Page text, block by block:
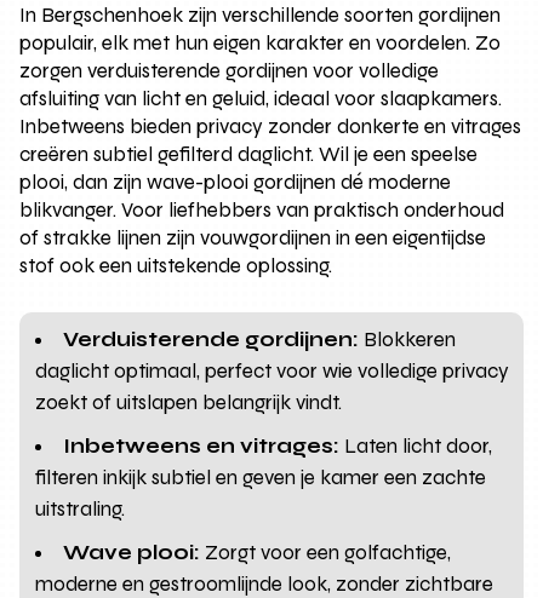
In Bergschenhoek zijn verschillende soorten gordijnen
populair, elk met hun eigen karakter en voordelen. Zo
zorgen verduisterende gordijnen voor volledige
afsluiting van licht en geluid, ideaal voor slaapkamers.
Inbetweens bieden privacy zonder donkerte en vitrages
creëren subtiel gefilterd daglicht. Wil je een speelse
plooi, dan zijn wave-plooi gordijnen dé moderne
blikvanger. Voor liefhebbers van praktisch onderhoud
of strakke lijnen zijn vouwgordijnen in een eigentijdse
stof ook een uitstekende oplossing.
Verduisterende gordijnen: Blokkeren
daglicht optimaal, perfect voor wie volledige privacy
zoekt of uitslapen belangrijk vindt.
Inbetweens en vitrages: Laten licht door,
filteren inkijk subtiel en geven je kamer een zachte
uitstraling.
Wave plooi: Zorgt voor een golfachtige,
moderne en gestroomlijnde look, zonder zichtbare